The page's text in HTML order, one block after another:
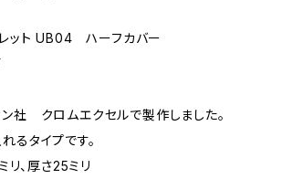
レット UB04 ハーフカバー
社 クロムエクセルで製作しました。
るタイプです。
リ、厚さ25ミリ